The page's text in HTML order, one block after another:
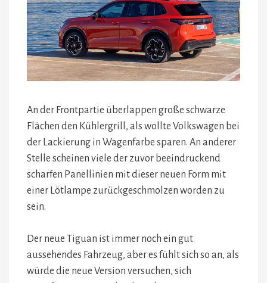
An der Frontpartie überlappen große schwarze
Flächen den Kühlergrill, als wollte Volkswagen bei
der Lackierung in Wagenfarbe sparen. An anderer
Stelle scheinen viele der zuvor beeindruckend
scharfen Panellinien mit dieser neuen Form mit
einer Lötlampe zurückgeschmolzen worden zu
sein.
Der neue Tiguan ist immer noch ein gut
aussehendes Fahrzeug, aber es fühlt sich so an, als
würde die neue Version versuchen, sich